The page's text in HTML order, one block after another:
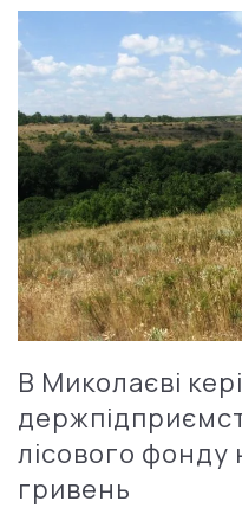
В Миколаєві
лісового фонду
гривень